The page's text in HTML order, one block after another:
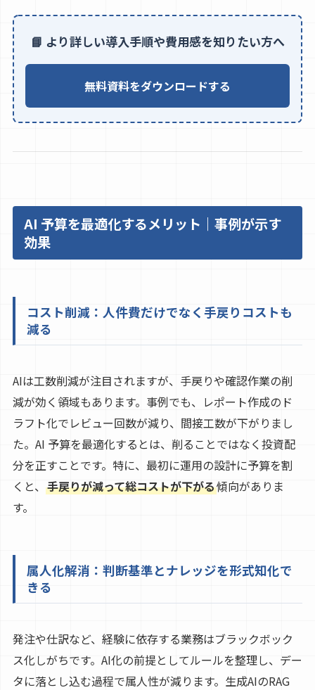
📘 より詳しい導入手順や費用感を知りたい方へ
無料資料をダウンロードする
AI 予算を最適化するメリット｜事例が示す
効果
コスト削減：人件費だけでなく手戻りコストも
減る
AIは工数削減が注目されますが、手戻りや確認作業の削
減が効く領域もあります。事例でも、レポート作成のド
ラフト化でレビュー回数が減り、間接工数が下がりまし
た。AI 予算を最適化するとは、削ることではなく投資配
分を正すことです。特に、最初に運用の設計に予算を割
くと、 手戻りが減って総コストが下がる傾向がありま
す。
属人化解消：判断基準とナレッジを形式知化で
きる
発注や仕訳など、経験に依存する業務はブラックボック
ス化しがちです。AI化の前提としてルールを整理し、デー
タに落とし込む過程で属人性が減ります。生成AIのRAG